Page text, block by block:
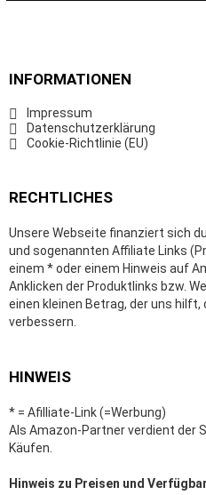
INFORMATIONEN
Impressum
Datenschutzerklärung
Cookie-Richtlinie (EU)
RECHTLICHES
Unsere Webseite finanziert sich
und sogenannten Affiliate Links
einem * oder einem Hinweis auf
Anklicken der Produktlinks bzw.
einen kleinen Betrag, der uns
verbessern.
HINWEIS
* = Afilliate-Link (=Werbung)
Als Amazon-Partner verdient der
Käufen.
Hinweis zu Preisen und